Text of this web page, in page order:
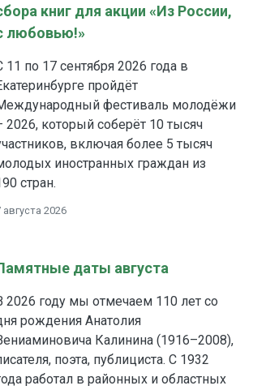
книг для акции «Из России,
любовью!»
11 по 17 сентября 2026 года в
пройдёт
фестиваль молодёжи
2026, который соберёт 10 тысяч
включая более 5 тысяч
иностранных граждан из
стран.
августа 2026
даты августа
2026 году мы отмечаем 110 лет со
рождения Анатолия
Калинина (1916–2008),
поэта, публициста. С 1932
работал в районных и областных